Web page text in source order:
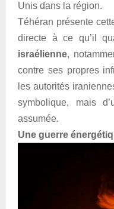
Unis dans la région.
Téhéran présente
directe à ce qu’il
israélienne,
contre ses propres
les autorités
symbolique, mais
assumée.
Une guerre